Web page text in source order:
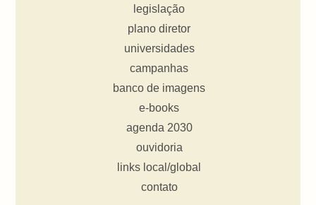
legislação
plano diretor
universidades
campanhas
banco de imagens
e-books
agenda 2030
ouvidoria
links local/global
contato